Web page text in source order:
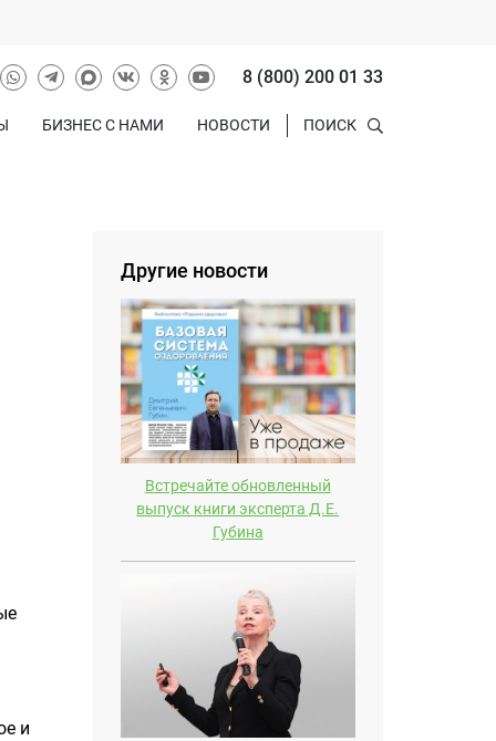
8 (800) 200 01 33
БИЗНЕС С НАМИ НОВОСТИ ПОИСК
и
Другие новости
Встречайте обновленный
выпуск книги эксперта Д.E.
Губина